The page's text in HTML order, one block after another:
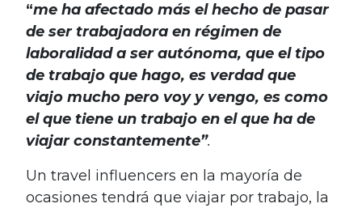
“me ha afectado más el hecho de pasar
de ser trabajadora en régimen de
laboralidad a ser autónoma, que el tipo
de trabajo que hago, es verdad que
viajo mucho pero voy y vengo, es como
el que tiene un trabajo en el que ha de
viajar constantemente”.
Un travel influencers en la mayoría de
ocasiones tendrá que viajar por trabajo, la